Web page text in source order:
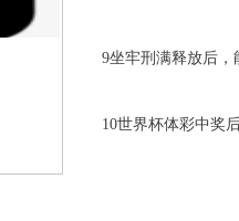
9坐牢刑满释放后，
10世界杯体彩中奖后要